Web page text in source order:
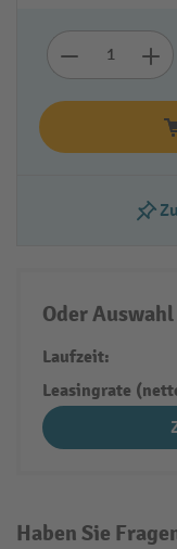
Haben Sie
Oder
Laufzeit:
Leasingrate